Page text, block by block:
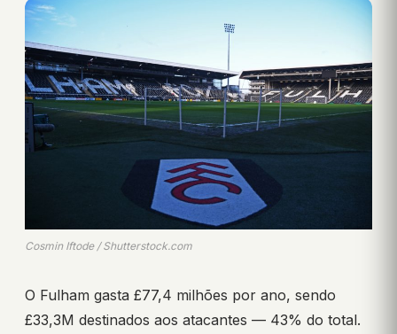
Cosmin Iftode / Shutterstock.com
O Fulham gasta £77,4 milhões por ano, sendo
£33,3M destinados aos atacantes — 43% do total.